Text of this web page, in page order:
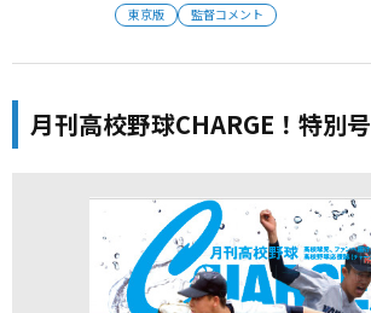
東京版 監督コメント
月刊高校野球CHARGE！特別号